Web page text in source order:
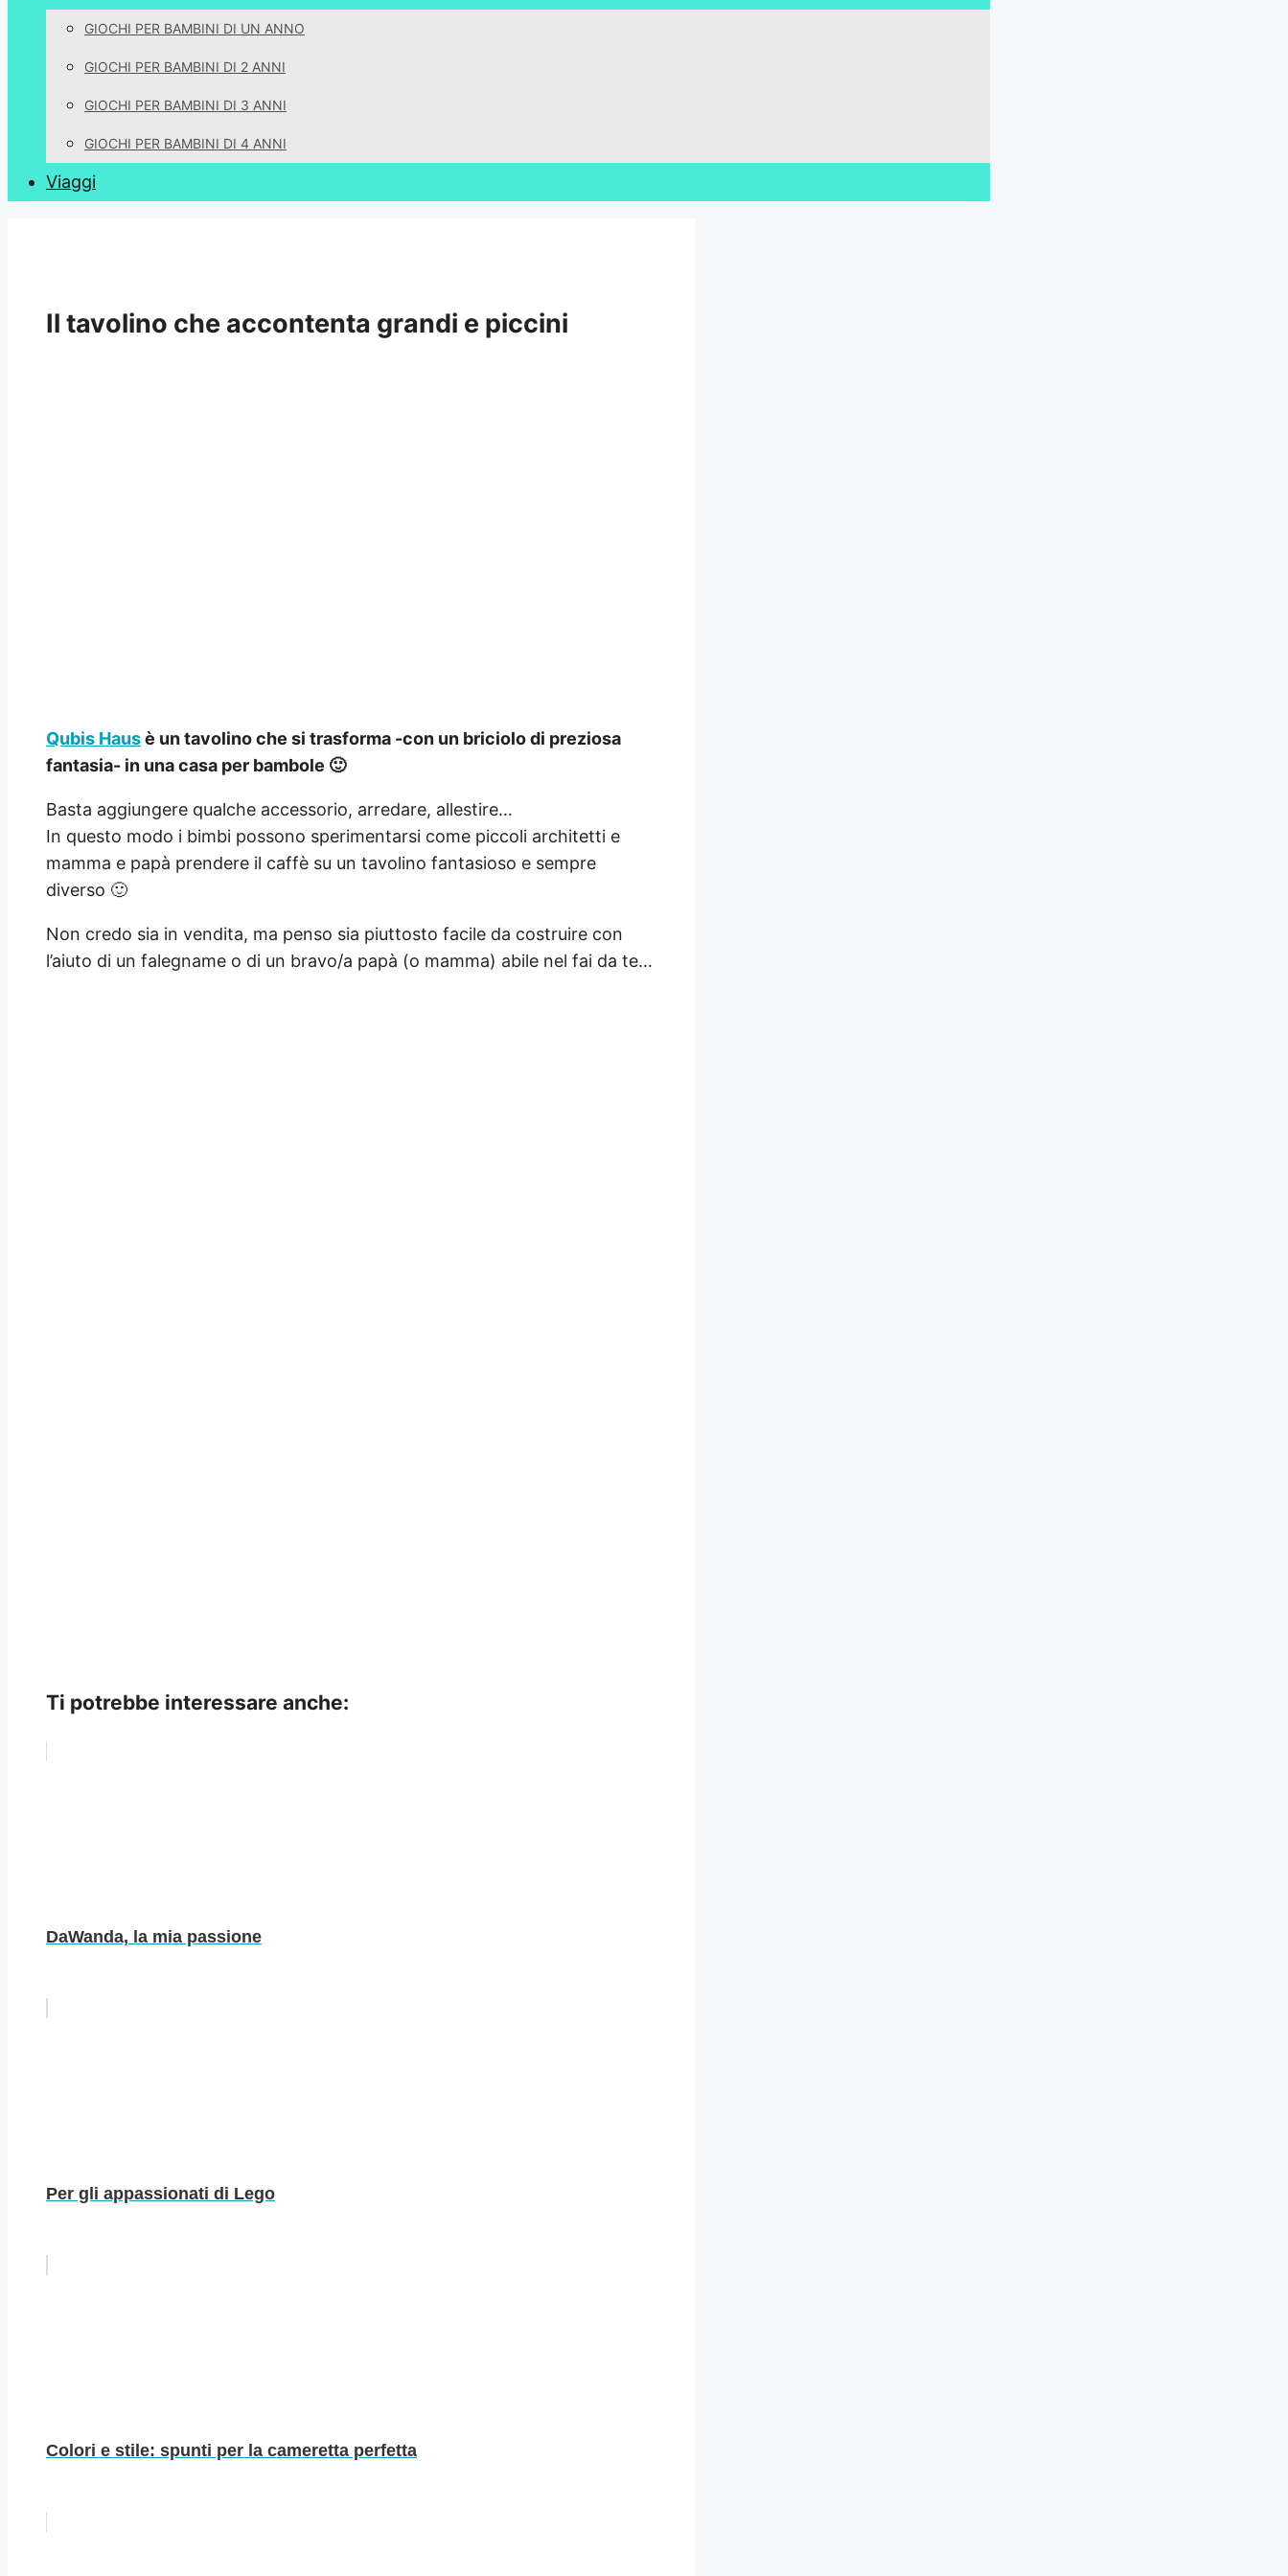
GIOCHI PER BAMBINI DI UN ANNO
GIOCHI PER BAMBINI DI 2 ANNI
GIOCHI PER BAMBINI DI 3 ANNI
GIOCHI PER BAMBINI DI 4 ANNI
Viaggi
Il tavolino che accontenta grandi e piccini
Qubis Hausè un tavolino che si trasforma -con un briciolo di preziosa
fantasia- in una casa per bambole 🙂
Basta aggiungere qualche accessorio, arredare, allestire…
In questo modo i bimbi possono sperimentarsi come piccoli architetti e
mamma e papà prendere il caffè su un tavolino fantasioso e sempre
diverso 🙂
Non credo sia in vendita, ma penso sia piuttosto facile da costruire con
l’aiuto di un falegname o di un bravo/a papà (o mamma) abile nel fai da te…
Ti potrebbe interessare anche:
DaWanda, la mia passione
Per gli appassionati di Lego
Colori e stile: spunti per la cameretta perfetta